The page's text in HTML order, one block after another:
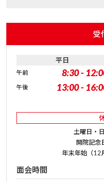
受
平日
午前 8:30 -
午後 13:00 -
土曜日・
開院記念
年末年始（12
面会時間